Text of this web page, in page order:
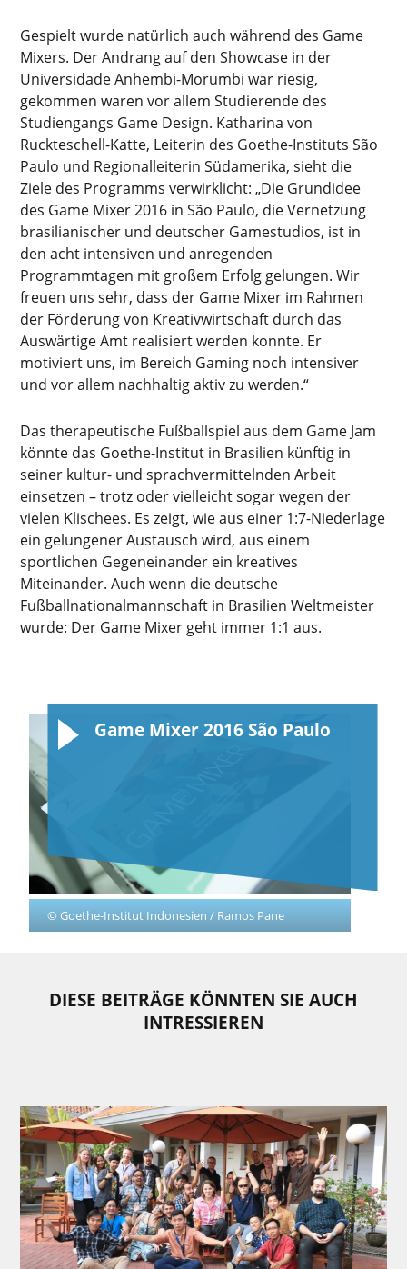
Gespielt wurde natürlich auch während des Game
Mixers. Der Andrang auf den Showcase in der
Universidade Anhembi-Morumbi war riesig,
gekommen waren vor allem Studierende des
Studiengangs Game Design. Katharina von
Ruckteschell-Katte, Leiterin des Goethe-Instituts São
Paulo und Regionalleiterin Südamerika, sieht die
Ziele des Programms verwirklicht: „Die Grundidee
des Game Mixer 2016 in São Paulo, die Vernetzung
brasilianischer und deutscher Gamestudios, ist in
den acht intensiven und anregenden
Programmtagen mit großem Erfolg gelungen. Wir
freuen uns sehr, dass der Game Mixer im Rahmen
der Förderung von Kreativwirtschaft durch das
Auswärtige Amt realisiert werden konnte. Er
motiviert uns, im Bereich Gaming noch intensiver
und vor allem nachhaltig aktiv zu werden.“
Das therapeutische Fußballspiel aus dem Game Jam
könnte das Goethe-Institut in Brasilien künftig in
seiner kultur- und sprachvermittelnden Arbeit
einsetzen – trotz oder vielleicht sogar wegen der
vielen Klischees. Es zeigt, wie aus einer 1:7-Niederlage
ein gelungener Austausch wird, aus einem
sportlichen Gegeneinander ein kreatives
Miteinander. Auch wenn die deutsche
Fußballnationalmannschaft in Brasilien Weltmeister
wurde: Der Game Mixer geht immer 1:1 aus.
© Goethe-Institut Indonesien / Ramos Pane
Game Mixer 2016 São Paulo
DIESE BEITRÄGE KÖNNTEN SIE AUCH
INTRESSIEREN